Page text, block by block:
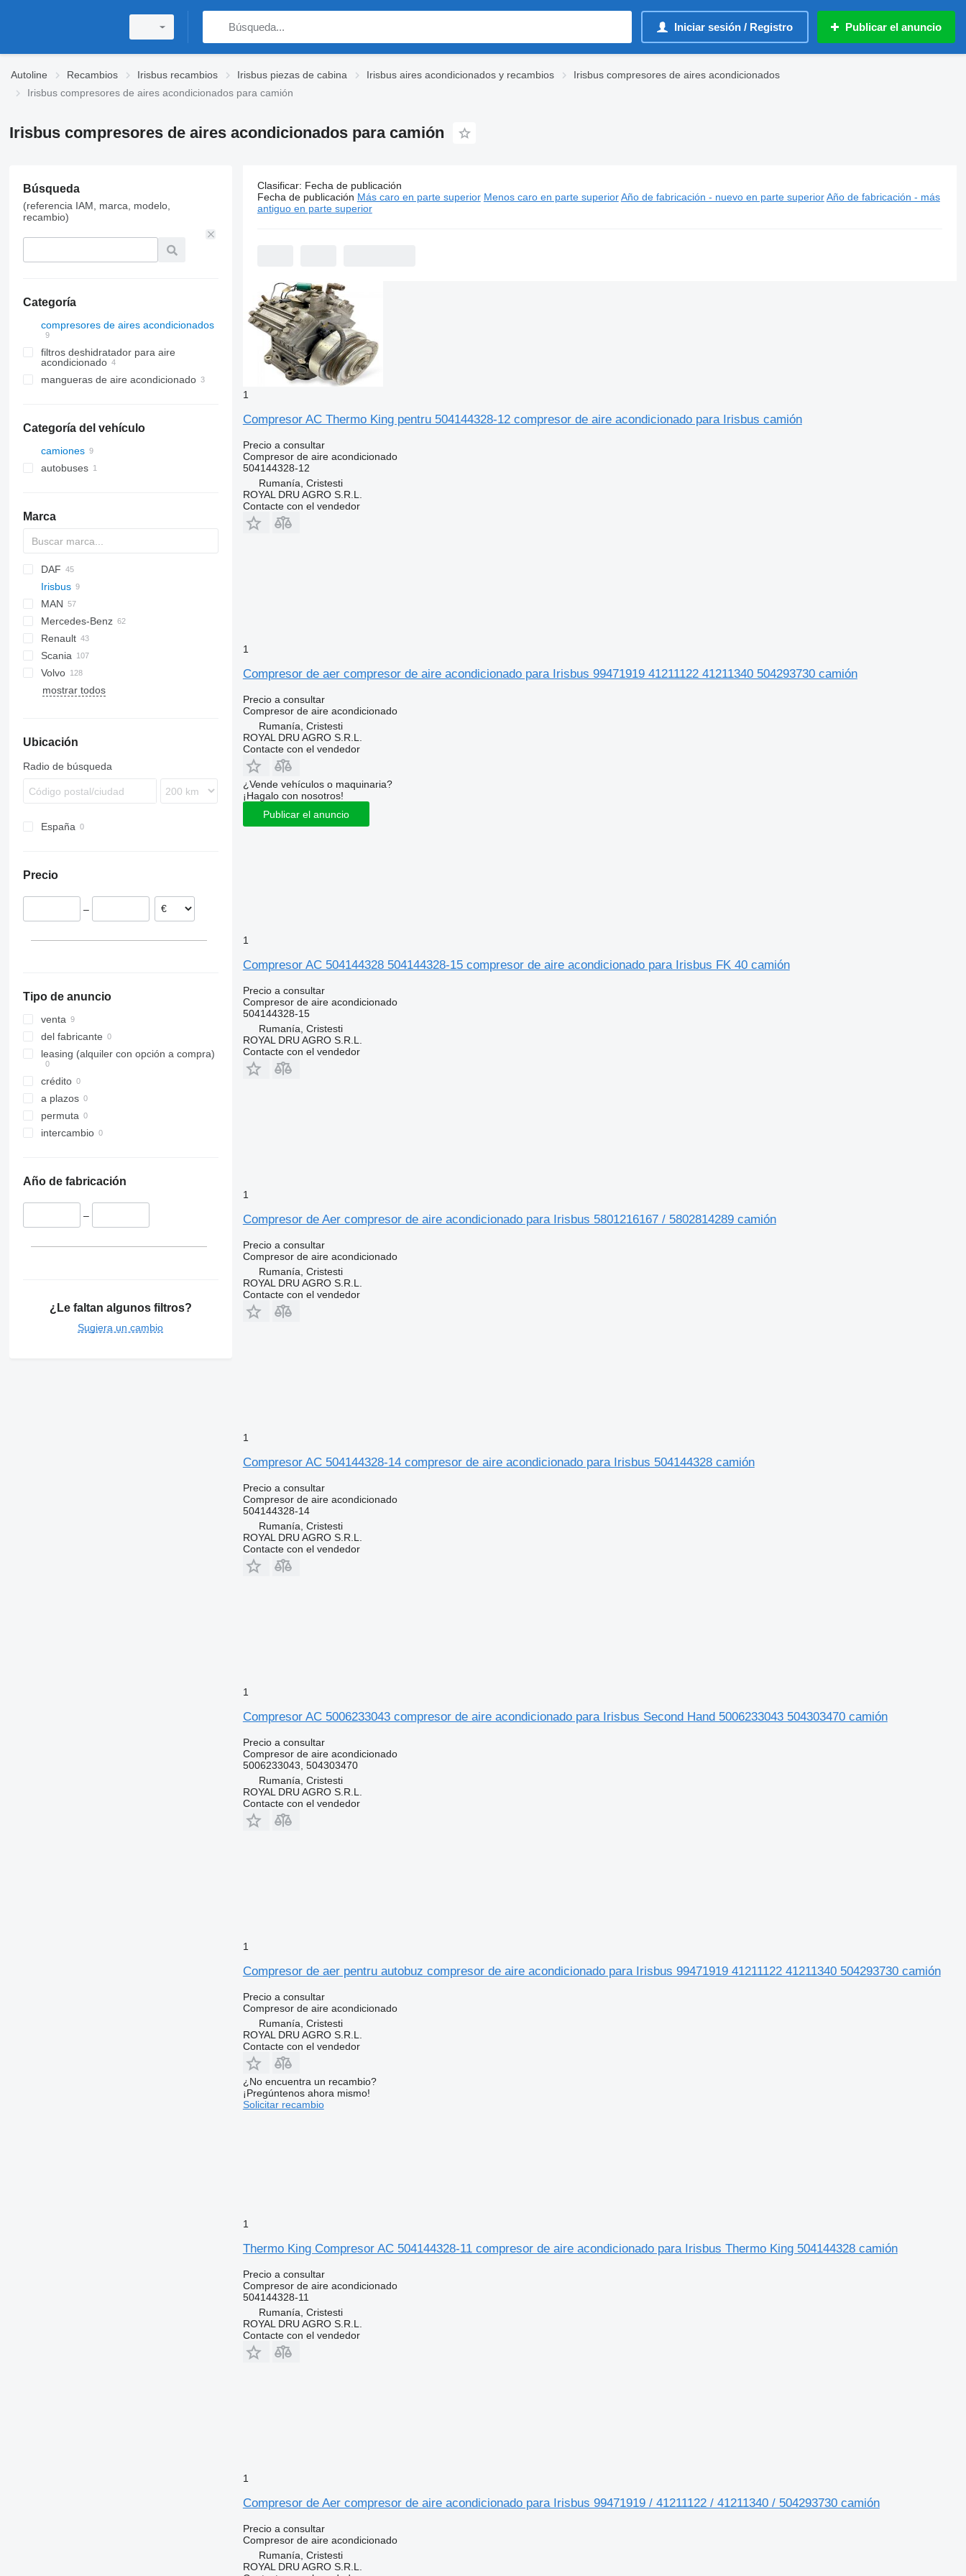
Iniciar sesión / Registro Publicar el anuncio
Autoline Recambios Irisbus recambios Irisbus piezas de cabina Irisbus aires acondicionados y recambios
Irisbus compresores de aires acondicionados
Irisbus compresores de aires acondicionados para camión
Irisbus compresores de aires acondicionados para camión
Búsqueda
(referencia IAM, marca, modelo,
recambio)
Categoría
compresores de aires acondicionados
filtros deshidratador para aire
acondicionado
mangueras de aire acondicionado
Categoría del vehículo
camiones
autobuses
Marca
2-Series
X-Series
C-series
DAF
CF
LF
XF
F-MAX
Transit
Daily
EuroCargo
EuroStar
Eurotech
S-Way
Stralis
Trakker
Irisbus
MAN
A-series
TGA
TGL
TGM
TGS
Mercedes-Benz
A-Class
Actros
Antos
Arocs
MB
Vito
Canter
L-series
Atleon
Cabstar
Vanette
Movano
Renault
Kerax
Magnum
Master
T-series
Scania
R-series
S-series
Golf
LT
Volvo
FE
FM
SD
mostrar todos
Ubicación
Radio de búsqueda
España
Precio
–
Tipo de anuncio
venta
del fabricante
leasing (alquiler con opción a compra)
crédito
a plazos
permuta
intercambio
Año de fabricación
–
¿Le faltan algunos filtros?
Sugiera un cambio
9 anuncios:Irisbus compresores de aires acondicionados para camión
Clasificar: Fecha de publicación
Fecha de publicación Más caro en parte superior Menos caro en parte superior Año de fabricación - nuevo en parte superior Año de fabricación - más
antiguo en parte superior
1
Compresor AC Thermo King pentru 504144328-12 compresor de aire acondicionado para Irisbus camión
Precio a consultar
Compresor de aire acondicionado
504144328-12
Rumanía, Cristesti
ROYAL DRU AGRO S.R.L.
Contacte con el vendedor
1
Compresor de aer compresor de aire acondicionado para Irisbus 99471919 41211122 41211340 504293730 camión
Precio a consultar
Compresor de aire acondicionado
Rumanía, Cristesti
ROYAL DRU AGRO S.R.L.
Contacte con el vendedor
¿Vende vehículos o maquinaria?
¡Hagalo con nosotros!
Publicar el anuncio
1
Compresor AC 504144328 504144328-15 compresor de aire acondicionado para Irisbus FK 40 camión
Precio a consultar
Compresor de aire acondicionado
504144328-15
Rumanía, Cristesti
ROYAL DRU AGRO S.R.L.
Contacte con el vendedor
1
Compresor de Aer compresor de aire acondicionado para Irisbus 5801216167 / 5802814289 camión
Precio a consultar
Compresor de aire acondicionado
Rumanía, Cristesti
ROYAL DRU AGRO S.R.L.
Contacte con el vendedor
1
Compresor AC 504144328-14 compresor de aire acondicionado para Irisbus 504144328 camión
Precio a consultar
Compresor de aire acondicionado
504144328-14
Rumanía, Cristesti
ROYAL DRU AGRO S.R.L.
Contacte con el vendedor
1
Compresor AC 5006233043 compresor de aire acondicionado para Irisbus Second Hand 5006233043 504303470 camión
Precio a consultar
Compresor de aire acondicionado
5006233043, 504303470
Rumanía, Cristesti
ROYAL DRU AGRO S.R.L.
Contacte con el vendedor
1
Compresor de aer pentru autobuz compresor de aire acondicionado para Irisbus 99471919 41211122 41211340 504293730 camión
Precio a consultar
Compresor de aire acondicionado
Rumanía, Cristesti
ROYAL DRU AGRO S.R.L.
Contacte con el vendedor
¿No encuentra un recambio?
¡Pregúntenos ahora mismo!
Solicitar recambio
1
Thermo King Compresor AC 504144328-11 compresor de aire acondicionado para Irisbus Thermo King 504144328 camión
Precio a consultar
Compresor de aire acondicionado
504144328-11
Rumanía, Cristesti
ROYAL DRU AGRO S.R.L.
Contacte con el vendedor
1
Compresor de Aer compresor de aire acondicionado para Irisbus 99471919 / 41211122 / 41211340 / 504293730 camión
Precio a consultar
Compresor de aire acondicionado
Rumanía, Cristesti
ROYAL DRU AGRO S.R.L.